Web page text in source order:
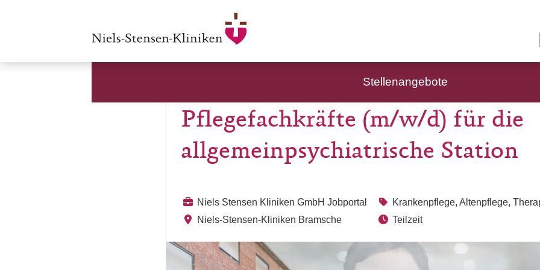
Stellenangebote
Pflegefachkräfte (m/w/d) für die
allgemeinpsychiatrische Station
Niels Stensen Kliniken GmbH Jobportal
Niels-Stensen-Kliniken Bramsche
Krankenpflege, Altenpflege,
Teilzeit